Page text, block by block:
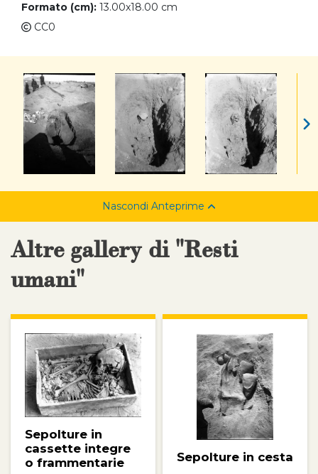
Formato (cm): 13.00x18.00 cm
CC0
Nascondi Anteprime
Altre gallery di "Resti
umani"
Sepolture in
cassette integre
o frammentarie
Sepolture in cesta